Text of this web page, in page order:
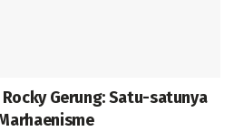
Rocky Gerung: Satu-satunya